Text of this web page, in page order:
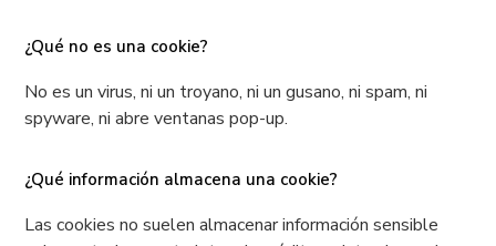
¿Qué no es una cookie?
No es un virus, ni un troyano, ni un gusano, ni spam, ni
spyware, ni abre ventanas pop-up.
¿Qué información almacena una cookie?
Las cookies no suelen almacenar información sensible